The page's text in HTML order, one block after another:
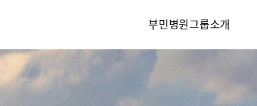
부민병원그룹소개
비전과 핵심가치
부민스토리
전체메뉴